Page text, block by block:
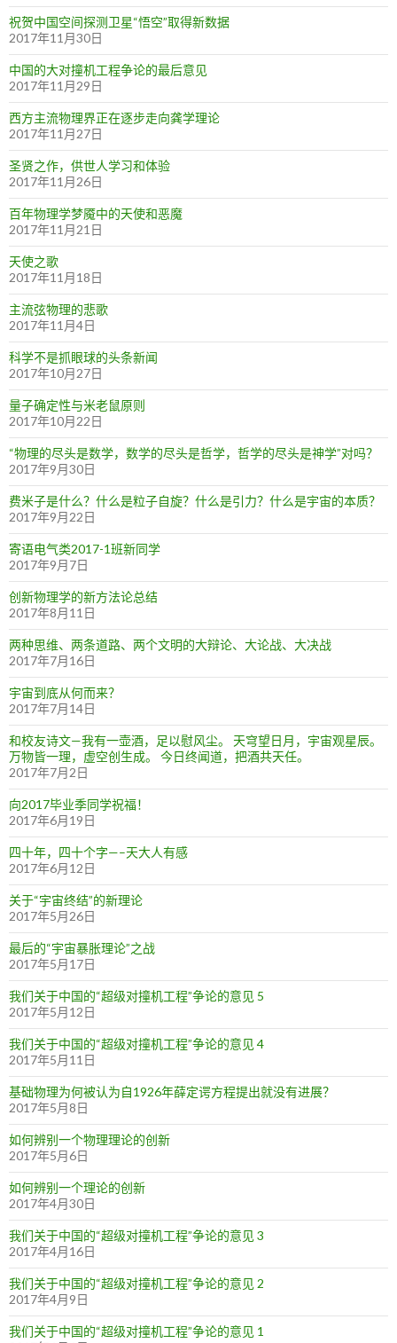
祝贺中国空间探测卫星“悟空”取得新数据
2017年11月30日
中国的大对撞机工程争论的最后意见
2017年11月29日
西方主流物理界正在逐步走向龚学理论
2017年11月27日
圣贤之作，供世人学习和体验
2017年11月26日
百年物理学梦魇中的天使和恶魔
2017年11月21日
天使之歌
2017年11月18日
主流弦物理的悲歌
2017年11月4日
科学不是抓眼球的头条新闻
2017年10月27日
量子确定性与米老鼠原则
2017年10月22日
“物理的尽头是数学，数学的尽头是哲学，哲学的尽头是神学”对吗？
2017年9月30日
费米子是什么？什么是粒子自旋？什么是引力？什么是宇宙的本质？
2017年9月22日
寄语电气类2017-1班新同学
2017年9月7日
创新物理学的新方法论总结
2017年8月11日
两种思维、两条道路、两个文明的大辩论、大论战、大决战
2017年7月16日
宇宙到底从何而来？
2017年7月14日
和校友诗文—我有一壶酒，足以慰风尘。 天穹望日月，宇宙观星辰。
万物皆一理，虚空创生成。 今日终闻道，把酒共天任。
2017年7月2日
向2017毕业季同学祝福！
2017年6月19日
四十年，四十个字—–天大人有感
2017年6月12日
关于“宇宙终结”的新理论
2017年5月26日
最后的“宇宙暴胀理论”之战
2017年5月17日
我们关于中国的“超级对撞机工程”争论的意见 5
2017年5月12日
我们关于中国的“超级对撞机工程”争论的意见 4
2017年5月11日
基础物理为何被认为自1926年薛定谔方程提出就没有进展？
2017年5月8日
如何辨别一个物理理论的创新
2017年5月6日
如何辨别一个理论的创新
2017年4月30日
我们关于中国的“超级对撞机工程”争论的意见 3
2017年4月16日
我们关于中国的“超级对撞机工程”争论的意见 2
2017年4月9日
我们关于中国的“超级对撞机工程”争论的意见 1